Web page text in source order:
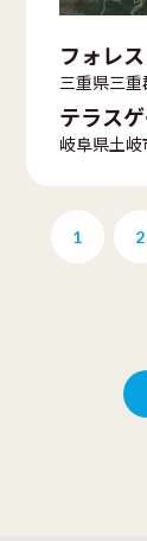
フォレ
三重県三
テラス
岐阜県土
1 2